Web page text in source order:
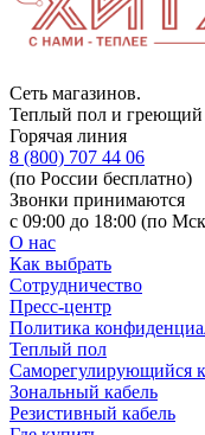
Сеть магазинов.
Теплый пол и греющий
Горячая линия
8 (800) 707 44 06
(по России бесплатно)
Звонки принимаются
с 09:00 до 18:00 (по
О нас
Как выбрать
Сотрудничество
Пресс-центр
Политика
Теплый пол
Саморегулирующийся
Зональный кабель
Резистивный кабель